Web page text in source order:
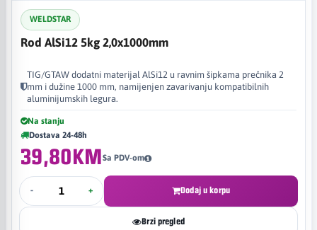
WELDSTAR
Rod AlSi12 5kg 2,0x1000mm
TIG/GTAW dodatni materijal AlSi12 u ravnim šipkama prečnika 2
mm i dužine 1000 mm, namijenjen zavarivanju kompatibilnih
aluminijumskih legura.
Na stanju
Dostava 24-48h
39,80KMSa PDV-om
- + Dodaj u korpu
Brzi pregled